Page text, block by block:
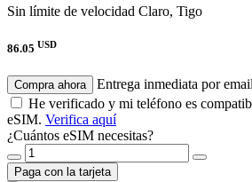
Sin límite de velocidad Claro, Tigo
86.05 USD
Compra ahora
Entrega inmediata por
He verificado y mi teléfono es
eSIM. Verifica aquí
¿Cuántos eSIM necesitas?
Paga con la tarjeta